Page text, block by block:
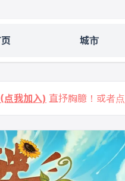
城市
我加入) 直抒胸臆！或者点